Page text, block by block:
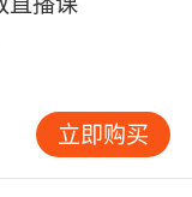
发音和语调，
演讲或英语
试用“Drum”及
同的语境中。
enthusiasm
要为即将到来
立即购买